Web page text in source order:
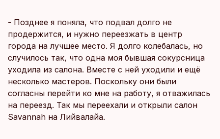
- Позднее я поняла, что подвал долго не
продержится, и нужно переезжать в центр
города на лучшее место. Я долго колебалась, но
случилось так, что одна моя бывшая сокурсница
уходила из салона. Вместе с ней уходили и ещё
несколько мастеров. Поскольку они были
согласны перейти ко мне на работу, я отважилась
на переезд. Так мы переехали и открыли салон
Savannah на Лийвалайа.